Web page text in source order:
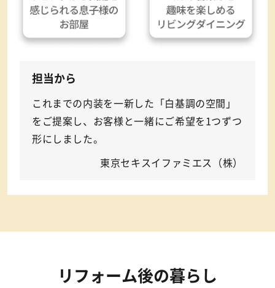
担当から
これまでの内装を一新した「白基調の空間」
をご提案し、お客様と一緒にご希望を1つずつ
形にしました。
東京セキスイファミエス（株）
リフォーム後の暮らし